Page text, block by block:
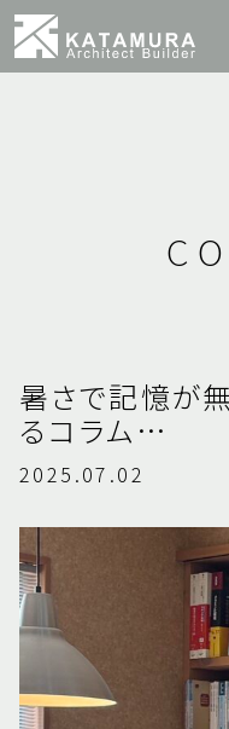
暑さで記憶が
るコラム…
2025.07.02